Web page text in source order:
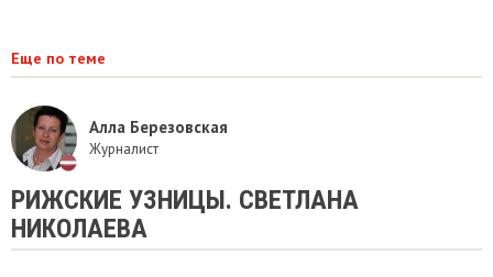
Еще по теме
Алла Березовская
Журналист
РИЖСКИЕ УЗНИЦЫ. СВЕТЛАНА
НИКОЛАЕВА